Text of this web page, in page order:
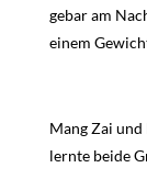
gebar am
einem
Mang Zai und
lernte beide